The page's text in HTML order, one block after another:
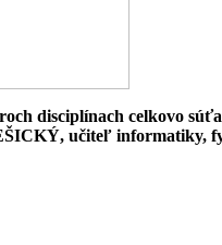
disciplínach celkovo
učiteľ informatiky,